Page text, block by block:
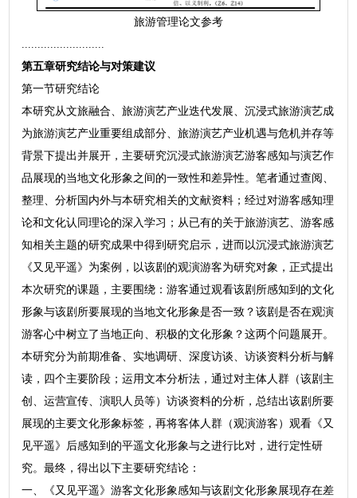
旅游管理论文参考
..........................
第五章研究结论与对策建议
第一节研究结论
本研究从文旅融合、旅游演艺产业迭代发展、沉浸式旅游演艺成
为旅游演艺产业重要组成部分、旅游演艺产业机遇与危机并存等
背景下提出并展开，主要研究沉浸式旅游演艺游客感知与演艺作
品展现的当地文化形象之间的一致性和差异性。笔者通过查阅、
整理、分析国内外与本研究相关的文献资料；经过对游客感知理
论和文化认同理论的深入学习；从已有的关于旅游演艺、游客感
知相关主题的研究成果中得到研究启示，进而以沉浸式旅游演艺
《又见平遥》为案例，以该剧的观演游客为研究对象，正式提出
本次研究的课题，主要围绕：游客通过观看该剧所感知到的文化
形象与该剧所要展现的当地文化形象是否一致？该剧是否在观演
游客心中树立了当地正向、积极的文化形象？这两个问题展开。
本研究分为前期准备、实地调研、深度访谈、访谈资料分析与解
读，四个主要阶段；运用文本分析法，通过对主体人群（该剧主
创、运营宣传、演职人员等）访谈资料的分析，总结出该剧所要
展现的主要文化形象标签，再将客体人群（观演游客）观看《又
见平遥》后感知到的平遥文化形象与之进行比对，进行定性研
究。最终，得出以下主要研究结论：
一、《又见平遥》游客文化形象感知与该剧文化形象展现存在差